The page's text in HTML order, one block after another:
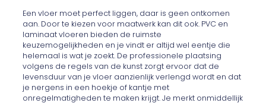
Een vloer moet perfect liggen, daar is geen ontkomen
aan. Door te kiezen voor maatwerk kan dit ook. PVC en
laminaat vloeren bieden de ruimste
keuzemogelijkheden en je vindt er altijd wel eentje die
helemaal is wat je zoekt. De professionele plaatsing
volgens de regels van de kunst zorgt ervoor dat de
levensduur van je vloer aanzienlijk verlengd wordt en dat
je nergens in een hoekje of kantje met
onregelmatigheden te maken krijgt. Je merkt onmiddellijk